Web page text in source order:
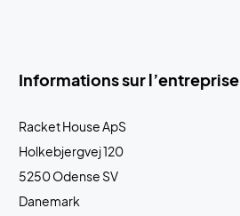
Informations sur l’entreprise
Racket House ApS
Holkebjergvej 120
5250 Odense SV
Danemark